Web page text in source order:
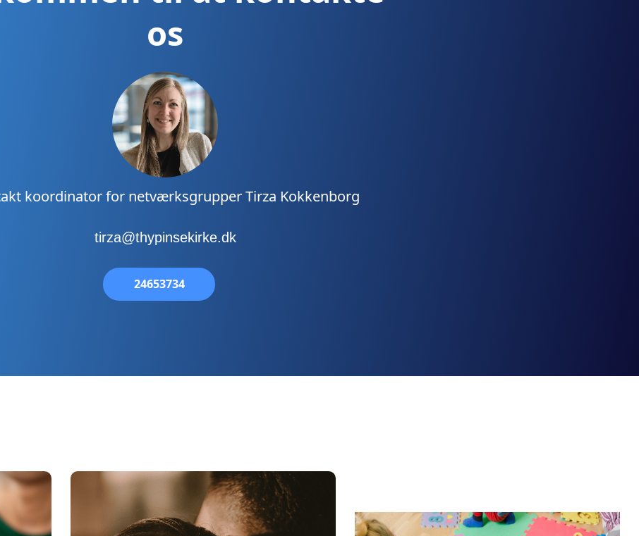
os
koordinator for netværksgrupper Tirza Kokkenborg
tirza@thypinsekirke.dk
24653734